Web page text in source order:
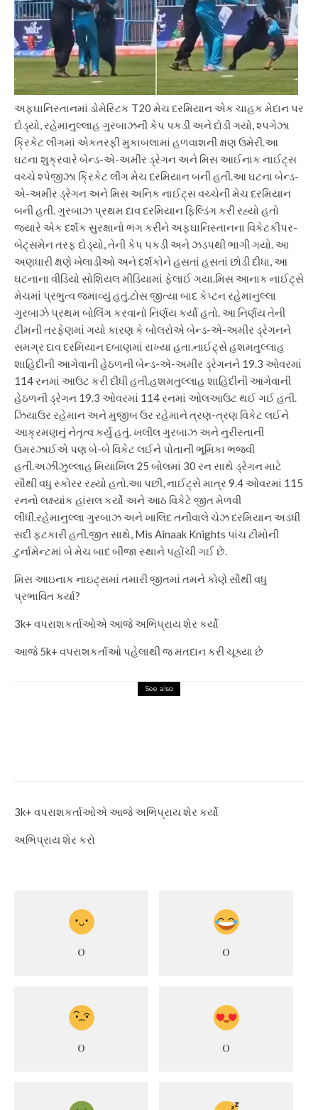
અફઘાનિસ્તાનમાં ડોમેસ્ટિક T20 મેચ દરમિયાન એક ચાહક મેદાન પર
દોડ્યો, રહેમાનુલ્લાહ ગુરબાઝની કેપ પકડી અને દોડી ગયો, શ્પગેઝા
ક્રિકેટ લીગમાં એકતરફી મુકાબલામાં હળવાશની ક્ષણ ઉમેરી.આ
ઘટના શુક્રવારે બેન્ડ-એ-અમીર ડ્રેગન અને મિસ આઈનાક નાઈટ્સ
વચ્ચે શ્પેજીઝા ક્રિકેટ લીગ મેચ દરમિયાન બની હતી.આ ઘટના બેન્ડ-
એ-અમીર ડ્રેગન અને મિસ અનિક નાઈટ્સ વચ્ચેની મેચ દરમિયાન
બની હતી. ગુરબાઝ પ્રથમ દાવ દરમિયાન ફિલ્ડિંગ કરી રહ્યો હતો
જ્યારે એક દર્શક સુરક્ષાનો ભંગ કરીને અફઘાનિસ્તાનના વિકેટકીપર-
બેટ્સમેન તરફ દોડ્યો, તેની કેપ પકડી અને ઝડપથી ભાગી ગયો. આ
અણધારી ક્ષણે ખેલાડીઓ અને દર્શકોને હસતાં હસતાં છોડી દીધા, આ
ઘટનાના વીડિયો સોશિયલ મીડિયામાં ફેલાઈ ગયા.મિસ આનાક નાઈટ્સે
મેચમાં પ્રભુત્વ જમાવ્યું હતું.ટોસ જીત્યા બાદ કેપ્ટન રહેમાનુલ્લા
ગુરબાઝે પ્રથમ બોલિંગ કરવાનો નિર્ણય કર્યો હતો. આ નિર્ણય તેની
ટીમની તરફેણમાં ગયો કારણ કે બોલરોએ બેન્ડ-એ-અમીર ડ્રેગનને
સમગ્ર દાવ દરમિયાન દબાણમાં રાખ્યા હતા.નાઈટ્સે હશમતુલ્લાહ
શાહિદીની આગેવાની હેઠળની બેન્ડ-એ-અમીર ડ્રેગનને 19.3 ઓવરમાં
114 રનમાં આઉટ કરી દીધી હતી.હશમતુલ્લાહ શાહિદીની આગેવાની
હેઠળની ડ્રેગન 19.3 ઓવરમાં 114 રનમાં ઓલઆઉટ થઈ ગઈ હતી.
ઝિયાઉર રહેમાન અને મુજીબ ઉર રહેમાને ત્રણ-ત્રણ વિકેટ લઈને
આક્રમણનું નેતૃત્વ કર્યું હતું. ખલીલ ગુરબાઝ અને નુરીસ્તાની
ઉમરઝાઈએ ​​પણ બે-બે વિકેટ લઈને પોતાની ભૂમિકા ભજવી
હતી.અઝીઝુલ્લાહ મિયાખિલ 25 બોલમાં 30 રન સાથે ડ્રેગન માટે
સૌથી વધુ સ્કોરર રહ્યો હતો.આ પછી, નાઈટ્સે માત્ર 9.4 ઓવરમાં 115
રનનો લક્ષ્યાંક હાંસલ કર્યો અને આઠ વિકેટે જીત મેળવી
લીધી.રહેમાનુલ્લા ગુરબાઝ અને ખાલિદ તનીવાલે ચેઝ દરમિયાન અડધી
સદી ફટકારી હતી.જીત સાથે, Mis Ainaak Knights પાંચ ટીમોની
ટુર્નામેન્ટમાં બે મેચ બાદ બીજા સ્થાને પહોંચી ગઈ છે.
મિસ આઇનાક નાઇટ્સમાં તમારી જીતમાં તમને કોણે સૌથી વધુ
પ્રભાવિત કર્યા?
3k+ વપરાશકર્તાઓએ આજે ​​અભિપ્રાય શેર કર્યો
આજે 5k+ વપરાશકર્તાઓ પહેલાથી જ મતદાન કરી ચૂક્યા છે
See also
3k+ વપરાશકર્તાઓએ આજે ​​અભિપ્રાય શેર કર્યો
અભિપ્રાય શેર કરો
0 0
0 0